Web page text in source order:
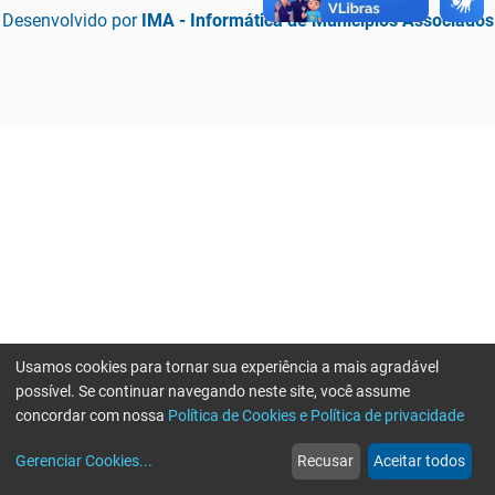
Desenvolvido por IMA - Informática de Municípios Associados
web
Notícias
more_horiz
Mais
Usamos cookies para tornar sua experiência a mais agradável
possível. Se continuar navegando neste site, você assume
concordar com nossa Política de Cookies e Política de privacidade
Gerenciar Cookies... Recusar Aceitar todos
Erro ao enviar informações, por favor tente novamente